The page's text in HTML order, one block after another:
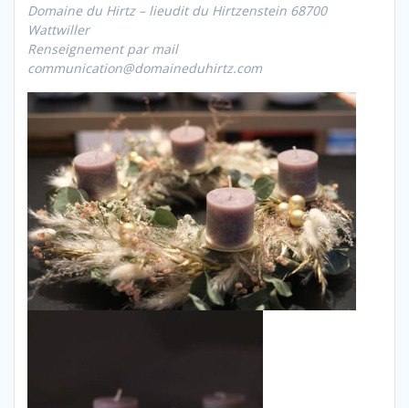
Domaine du Hirtz – lieudit du Hirtzenstein 68700
Wattwiller
Renseignement par mail
communication@domaineduhirtz.com